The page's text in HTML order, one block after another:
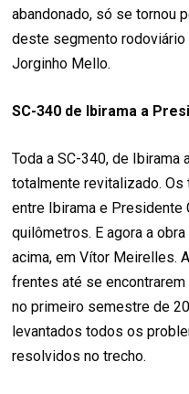
abandonado, só se tornou
deste segmento
Jorginho Mello.
SC-340 de Ibirama a
Toda a SC-340, de
totalmente revitalizado.
entre Ibirama e Presidente
quilômetros. E agora a
acima, em Vítor Meirelles.
frentes até se
no primeiro semestre de
levantados todos os
resolvidos no trecho.